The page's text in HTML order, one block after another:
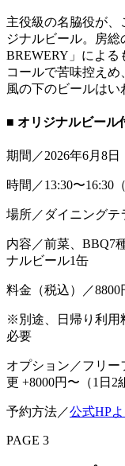
主役級の名脇役が、
ジナルビール。房
BREWERY」によ
コールで苦味控え
風の下のビールはい
■ オリジナルビール
期間／2026年6月8日
時間／13:30〜16:30
場所／ダイニングテ
内容／前菜、BBQ7
ナルビール1缶
料金（税込）／8800
※別途、日帰り利用
必要
オプション／フリー
更 +8000円〜（1日2
予約方法／公式HPよ
PAGE 3